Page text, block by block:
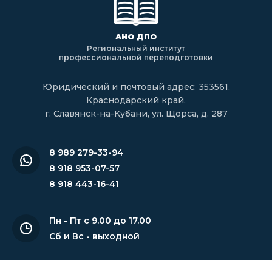
АНО ДПО
Региональный институт
профессиональной переподготовки
Юридический и почтовый адрес: 353561,
Краснодарский край,
г. Славянск-на-Кубани, ул. Щорса, д. 287
8 989 279-33-94
8 918 953-07-57
8 918 443-16-41
Пн - Пт с 9.00 до 17.00
Сб и Вс - выходной